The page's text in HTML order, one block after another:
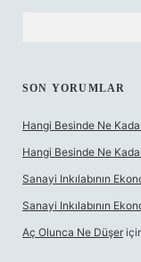
SON YORUMLAR
Hangi Besinde Ne
Hangi Besinde Ne
Sanayi Inkılabının
Sanayi Inkılabının
Aç Olunca Ne Düşer